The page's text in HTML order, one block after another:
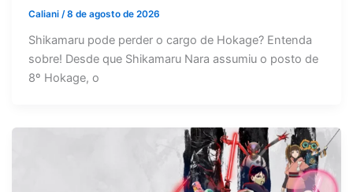
Caliani/8 de agosto de 2026
Shikamaru pode perder o cargo de Hokage? Entenda
sobre! Desde que Shikamaru Nara assumiu o posto de
8º Hokage, o